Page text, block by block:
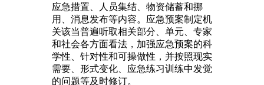
应急措置、人员集结、物资储蓄和挪
用、消息发布等内容。应急预案制定机
关该当普遍听取相关部分、单元、专家
和社会各方面看法，加强应急预案的科
学性、针对性和可操做性，并按照现实
需要、形式变化、应急练习训练中发觉
的问题等及时修订。